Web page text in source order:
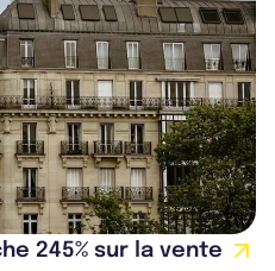
245% sur la vente